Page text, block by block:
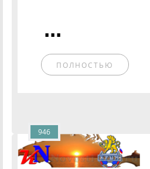
...
ПОЛНОСТЬЮ
946